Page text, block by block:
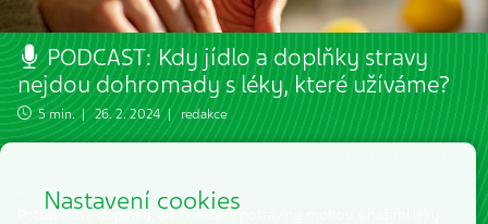
PODCAST: Kdy jídlo a doplňky stravy
nejdou dohromady s léky, které užíváme?
5 min. | 26. 2. 2024 | redakce
Potravinové doplňky, ale i některé potraviny mohou s našimi léky
Nastavení cookies